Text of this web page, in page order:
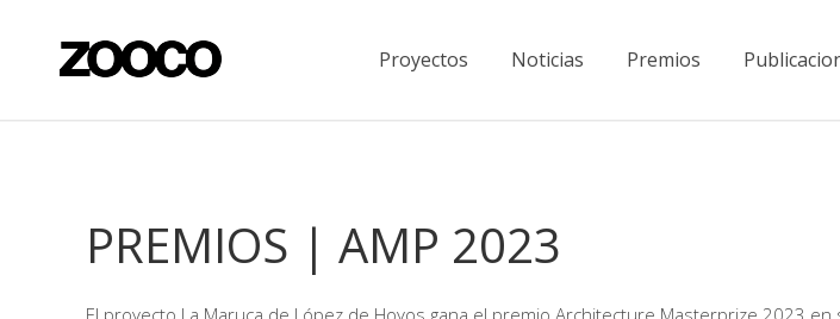
Proyectos Noticias Premios
PREMIOS | AMP 2023
El proyecto La Maruca de López de Hoyos gana el premio Architecture Masterprize 2023